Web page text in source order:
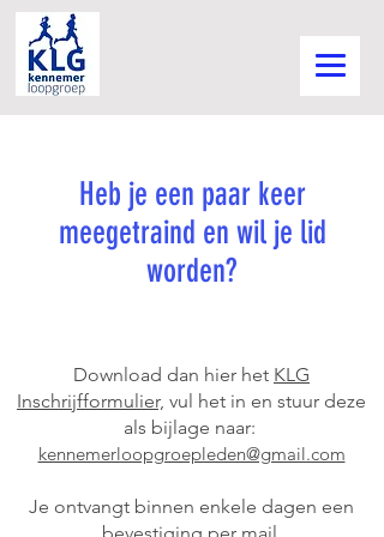
Heb je een paar keer
meegetraind en wil je lid
worden?
Download dan hier het KLG
Inschrijfformulier, vul het in en stuur deze
als bijlage naar:
kennemerloopgroepleden@gmail.com
Je ontvangt binnen enkele dagen een